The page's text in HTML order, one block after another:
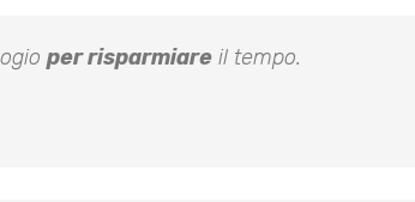
per risparmiare il tempo.